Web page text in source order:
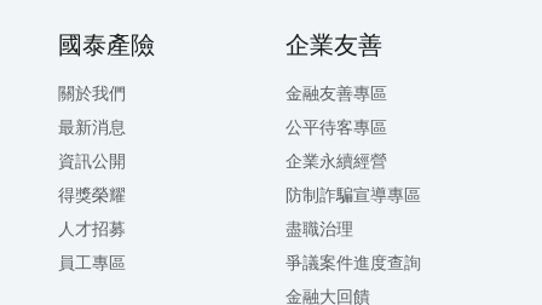
國泰產險
關於我們
最新消息
資訊公開
得獎榮耀
人才招募
員工專區
企業友善
金融友善專區
公平待客專區
企業永續經營
防制詐騙宣導專區
盡職治理
爭議案件進度查詢
金融大回饋